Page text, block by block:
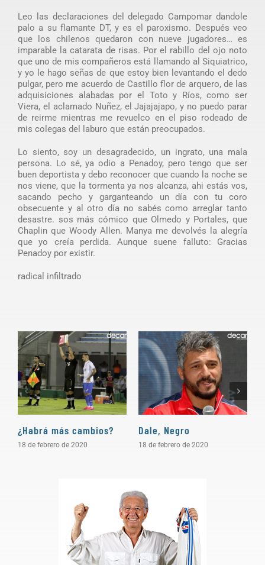
Leo las declaraciones del delegado Campomar dandole
palo a su flamante DT, y es el paroxismo. Después veo
que los chilenos quedaron con nueve jugadores… es
imparable la catarata de risas. Por el rabillo del ojo noto
que uno de mis compañeros está llamando al Siquiatrico,
y yo le hago señas de que estoy bien levantando el dedo
pulgar, pero me acuerdo de Castillo flor de arquero, de las
adquisiciones alabadas por el Toto y Ríos, como ser
Viera, el aclamado Nuñez, el Jajajajapo, y no puedo parar
de reirme mientras me revuelco en el piso rodeado de
mis colegas del laburo que están preocupados.
Lo siento, soy un desagradecido, un ingrato, una mala
persona. Lo sé, ya odio a Penadoy, pero tengo que ser
buen deportista y debo reconocer que cuando la noche se
nos viene, que la tormenta ya nos alcanza, ahi estás vos,
sacando pecho y garganteando un día con tu coro
obsecuente y al otro día no sabés como arreglar tanto
desastre. sos más cómico que Olmedo y Portales, que
Chaplin que Woody Allen. Manya me devolvés la alegría
que yo creía perdida. Aunque suene falluto: Gracias
Penadoy por existir.
radical infiltrado
¿Habrá más cambios?
18 de febrero de 2020
Dale, Negro
18 de febrero de 2020